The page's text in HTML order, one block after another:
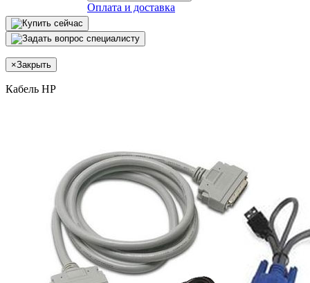
Оплата и доставка
×Закрыть
Кабель HP